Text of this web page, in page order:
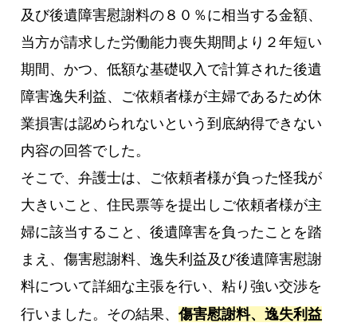
及び後遺障害慰謝料の８０％に相当する金額、
当方が請求した労働能力喪失期間より２年短い
期間、かつ、低額な基礎収入で計算された後遺
障害逸失利益、ご依頼者様が主婦であるため休
業損害は認められないという到底納得できない
内容の回答でした。
そこで、弁護士は、ご依頼者様が負った怪我が
大きいこと、住民票等を提出しご依頼者様が主
婦に該当すること、後遺障害を負ったことを踏
まえ、傷害慰謝料、逸失利益及び後遺障害慰謝
料について詳細な主張を行い、粘り強い交渉を
行いました。その結果、傷害慰謝料、逸失利益